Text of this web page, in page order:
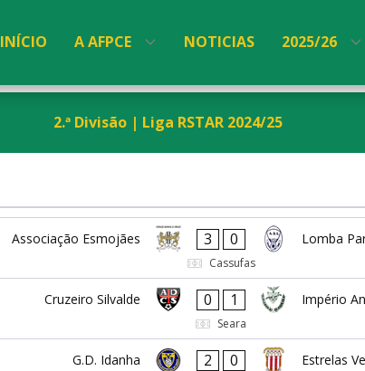
INÍCIO A AFPCE NOTICIAS 2025/26
2.ª Divisão | Liga RSTAR 2024/25
Associação Esmojães 3 0 Lomba
Cassufas
Cruzeiro Silvalde 0 1 Império
Seara
G.D. Idanha 2 0 Estrelas